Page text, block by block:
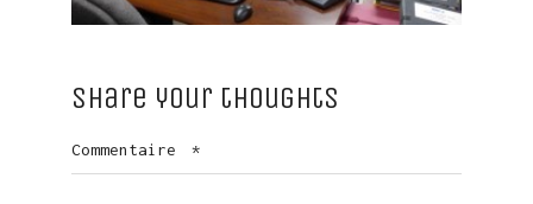
Share your thoughts
Commentaire *